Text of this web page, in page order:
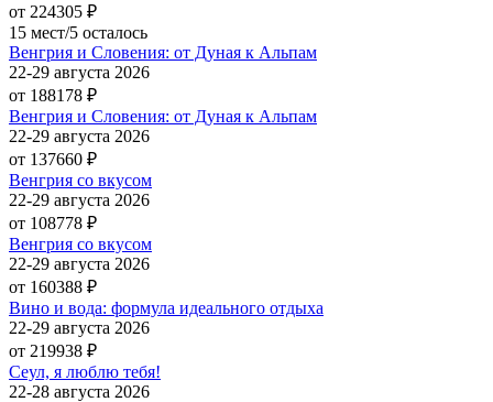
от 224305 ₽
15 мест/5 осталось
Венгрия и Словения: от Дуная к Альпам
22-29 августа 2026
от 188178 ₽
Венгрия и Словения: от Дуная к Альпам
22-29 августа 2026
от 137660 ₽
Венгрия со вкусом
22-29 августа 2026
от 108778 ₽
Венгрия со вкусом
22-29 августа 2026
от 160388 ₽
Вино и вода: формула идеального отдыха
22-29 августа 2026
от 219938 ₽
Сеул, я люблю тебя!
22-28 августа 2026